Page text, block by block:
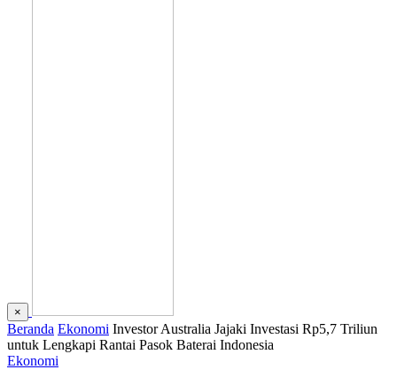
×
Beranda Ekonomi Investor Australia Jajaki Investasi Rp5,7 Triliun
untuk Lengkapi Rantai Pasok Baterai Indonesia
Ekonomi